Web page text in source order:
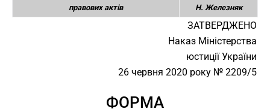
правових актів
Н. Железняк
ЗАТВЕРДЖЕНО
Наказ Міністерства
юстиції України
26 червня 2020 року № 2209/5
ФОРМА